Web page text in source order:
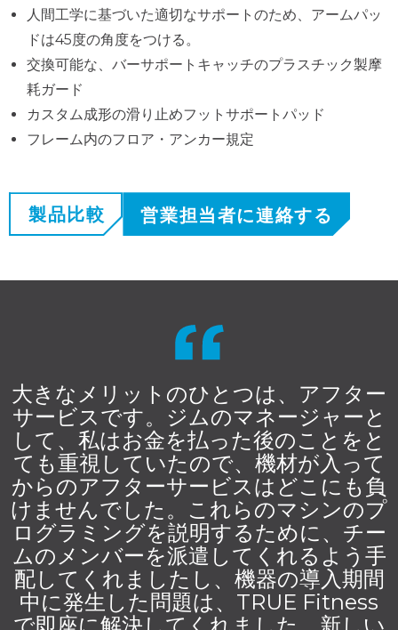
人間工学に基づいた適切なサポートのため、アームパッ
ドは45度の角度をつける。
交換可能な、バーサポートキャッチのプラスチック製摩
耗ガード
カスタム成形の滑り止めフットサポートパッド
フレーム内のフロア・アンカー規定
製品比較 営業担当者に連絡する
大きなメリットのひとつは、アフター
サービスです。ジムのマネージャーと
して、私はお金を払った後のことをと
ても重視していたので、機材が入って
からのアフターサービスはどこにも負
けませんでした。これらのマシンのプ
ログラミングを説明するために、チー
ムのメンバーを派遣してくれるよう手
配してくれましたし、機器の導入期間
中に発生した問題は、TRUE Fitness
で即座に解決してくれました。新しい